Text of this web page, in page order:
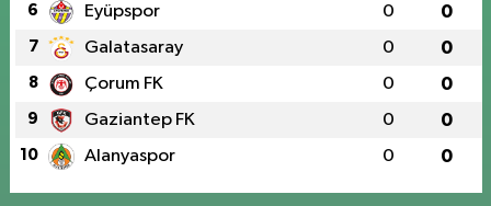
6 Eyüpspor 0 0
7 Galatasaray 0 0
8 Çorum FK 0 0
9 Gaziantep FK 0 0
10 Alanyaspor 0 0